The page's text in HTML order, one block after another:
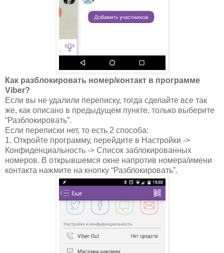
Как разблокировать номер/контакт в программе
Viber?
Если вы не удалили переписку, тогда сделайте все так
же, как описано в предыдущем пункте, только выберите
“Разблокировать”.
Если переписки нет, то есть 2 способа:
1. Откройте программу, перейдите в Настройки ->
Конфиденциальность -> Список заблокированных
номеров. В открывшемся окне напротив номера/имени
контакта нажмите на кнопку “Разблокировать”.